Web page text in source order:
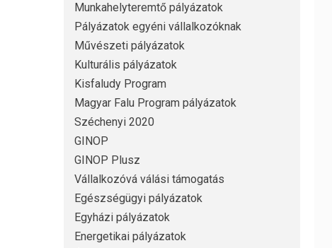
Munkahelyteremtő pályázatok
Pályázatok egyéni vállalkozóknak
Művészeti pályázatok
Kulturális pályázatok
Kisfaludy Program
Magyar Falu Program pályázatok
Széchenyi 2020
GINOP
GINOP Plusz
Vállalkozóvá válási támogatás
Egészségügyi pályázatok
Egyházi pályázatok
Energetikai pályázatok